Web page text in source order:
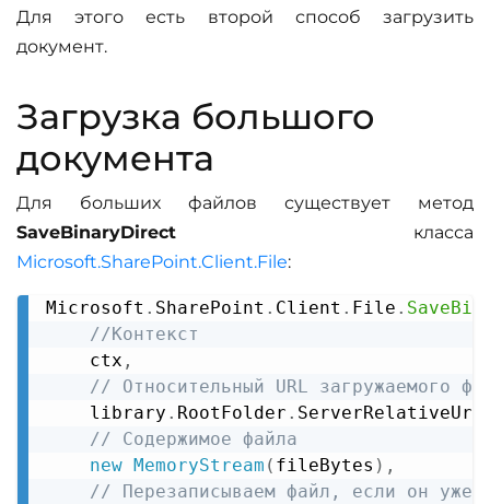
Для этого есть второй способ загрузить
документ.
Загрузка большого
документа
Для больших файлов существует метод
SaveBinaryDirect класса
Microsoft.SharePoint.Client.File:
Microsoft . SharePoint . Client . File .
//Контекст
    ctx
,
// Относительный URL загружаемого
    library
. RootFolder .
// Содержимое файла
new
MemoryStream ( fileBytes ) ,
// Перезаписываем файл, если он уже
Copy